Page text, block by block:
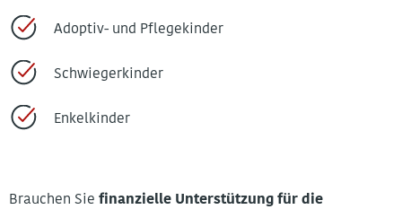
Adoptiv- und Pflegekinder
Schwiegerkinder
Enkelkinder
Brauchen Sie finanzielle Unterstützung für die